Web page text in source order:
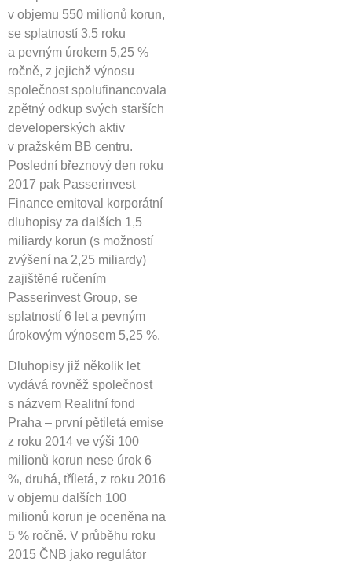
v objemu 550 milionů korun,
se splatností 3,5 roku
a pevným úrokem 5,25 %
ročně, z jejichž výnosu
společnost spolufinancovala
zpětný odkup svých starších
developerských aktiv
v pražském BB centru.
Poslední březnový den roku
2017 pak Passerinvest
Finance emitoval korporátní
dluhopisy za dalších 1,5
miliardy korun (s možností
zvýšení na 2,25 miliardy)
zajištěné ručením
Passerinvest Group, se
splatností 6 let a pevným
úrokovým výnosem 5,25 %.
Dluhopisy již několik let
vydává rovněž společnost
s názvem Realitní fond
Praha – první pětiletá emise
z roku 2014 ve výši 100
milionů korun nese úrok 6
%, druhá, tříletá, z roku 2016
v objemu dalších 100
milionů korun je oceněna na
5 % ročně. V průběhu roku
2015 ČNB jako regulátor